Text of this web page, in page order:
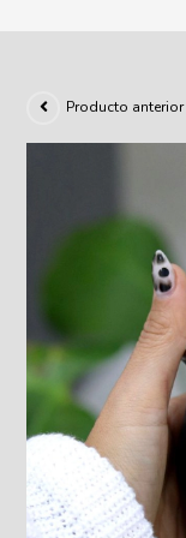
Producto anterior